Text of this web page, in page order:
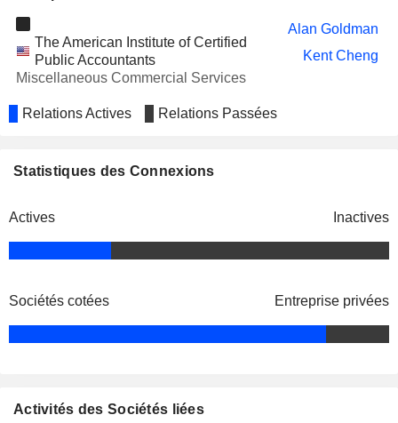
The American Institute of Certified
Public Accountants
Miscellaneous Commercial Services
Alan Goldman
Kent Cheng
Relations Actives Relations Passées
Statistiques des Connexions
Actives Inactives
Sociétés cotées Entreprise privées
Activités des Sociétés liées